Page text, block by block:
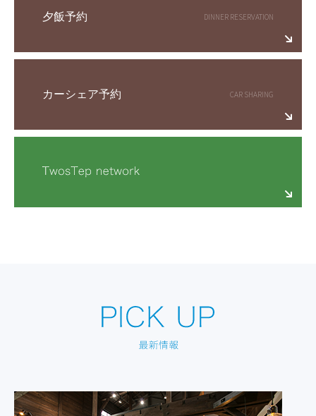
夕飯予約
カーシェア予約